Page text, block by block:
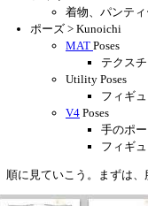
着物、パンテ
ポーズ > Kunoichi
MAT Poses
テクス
Utility Poses
フィギ
V4 Poses
手のポ
フィギ
順に見ていこう。まずは、